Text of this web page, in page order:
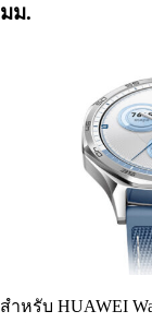
มม.
สำหรับ HUAWEI